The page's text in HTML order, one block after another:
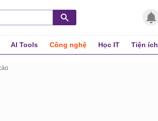
AI Tools Công nghệ Học IT Tiện ích